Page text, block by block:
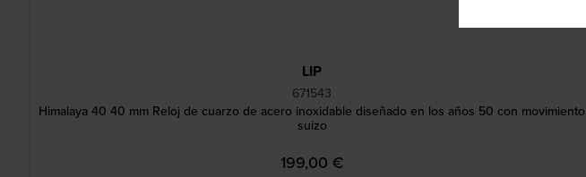
LIP
671543
Himalaya 40 40 mm Reloj de cuarzo de acero inoxidable diseñado en los años 50 con movimiento
suizo
199,00 €